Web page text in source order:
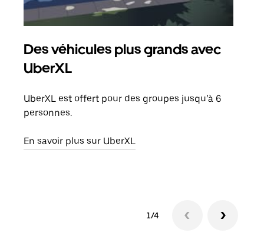
Des véhicules plus grands avec
UberXL
UberXL est offert pour des groupes jusqu’à 6
personnes.
En savoir plus sur UberXL
1/4